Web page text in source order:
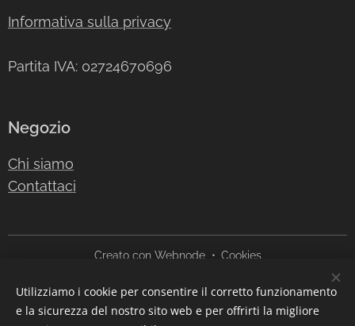
Informativa sulla privacy
Partita IVA: 02724670696
Negozio
Chi siamo
Contattaci
Creato con Webnode Cookies
Lingue
Italiano
English
Utilizziamo i cookie per consentire il corretto funzionamento
e la sicurezza del nostro sito web e per offrirti la migliore